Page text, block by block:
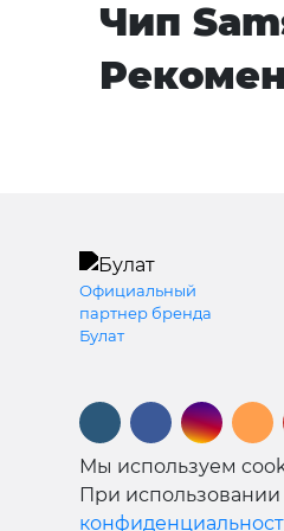
Чип
Официальный
партнер бренда
Булат
Мы используем
При использовании